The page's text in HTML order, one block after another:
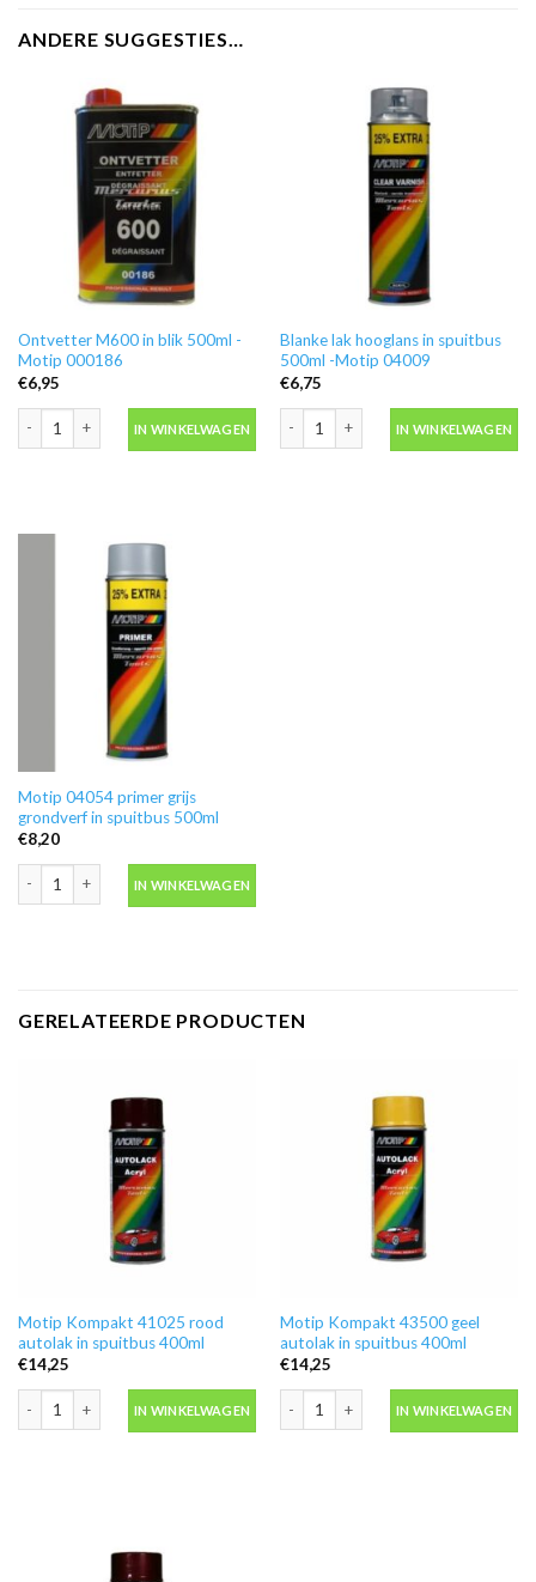
ANDERE SUGGESTIES…
Ontvetter M600 in blik 500ml -
Motip 000186
€6,95
IN WINKELWAGEN
Blanke lak hooglans in spuitbus
500ml -Motip 04009
€6,75
IN WINKELWAGEN
Motip 04054 primer grijs
grondverf in spuitbus 500ml
€8,20
IN WINKELWAGEN
GERELATEERDE PRODUCTEN
Motip Kompakt 41025 rood
autolak in spuitbus 400ml
€14,25
Motip Kompakt 41025 rood autolak in spuitbus 400ml aantal
IN WINKELWAGEN
Motip Kompakt 43500 geel
autolak in spuitbus 400ml
€14,25
Motip Kompakt 43500 geel autolak
IN WINKELWAGEN